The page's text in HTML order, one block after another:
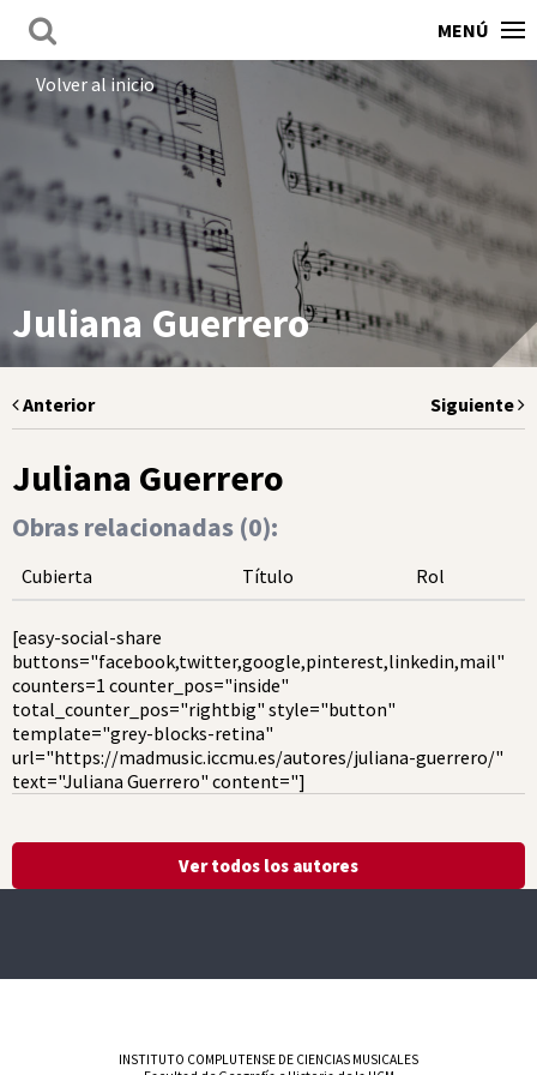
MENÚ
Volver al inicio
Juliana Guerrero
Anterior Siguiente
Juliana Guerrero
Obras relacionadas (0):
Cubierta Título Rol
[easy-social-share
buttons="facebook,twitter,google,pinterest,linkedin,mail"
counters=1 counter_pos="inside"
total_counter_pos="rightbig" style="button"
template="grey-blocks-retina"
url="https://madmusic.iccmu.es/autores/juliana-guerrero/"
text="Juliana Guerrero" content="]
Ver todos los autores
INSTITUTO COMPLUTENSE DE CIENCIAS MUSICALES